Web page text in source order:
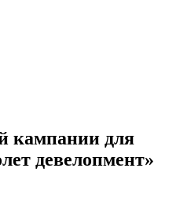
кампании для
девелопмент»